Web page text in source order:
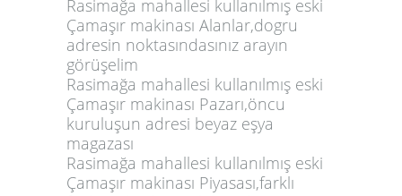
Rasimağa mahallesi kullanılmış eski
Çamaşır makinası Alanlar,dogru
adresin noktasındasınız arayın
görüşelim
Rasimağa mahallesi kullanılmış eski
Çamaşır makinası Pazarı,öncu
kuruluşun adresi beyaz eşya
magazası
Rasimağa mahallesi kullanılmış eski
Çamaşır makinası Piyasası,farklı